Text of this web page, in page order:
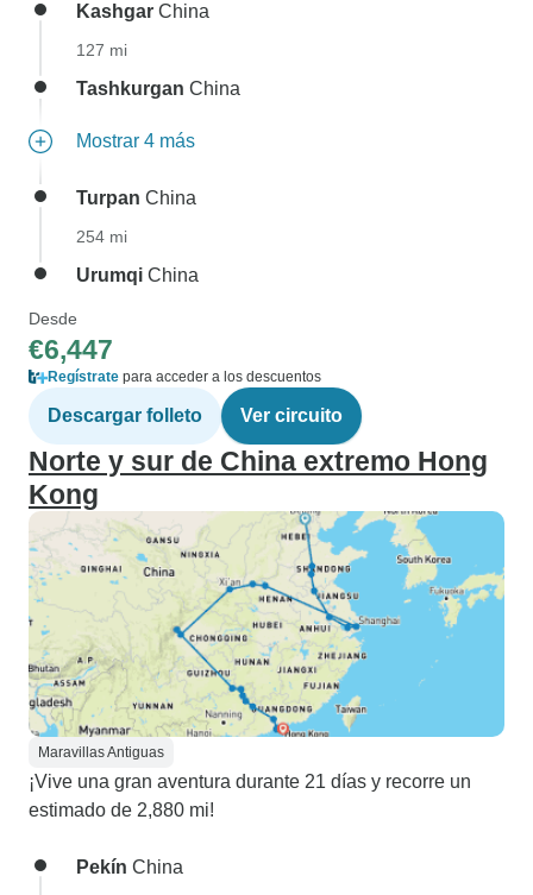
Kashgar China
127 mi
Tashkurgan China
Mostrar 4 más
Turpan China
254 mi
Urumqi China
Desde
€6,447
Regístrate para acceder a los descuentos
Descargar folleto Ver circuito
Norte y sur de China extremo Hong
Kong
Maravillas Antiguas
¡Vive una gran aventura durante 21 días y recorre un
estimado de 2,880 mi!
Pekín China